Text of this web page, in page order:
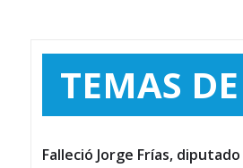
TEMAS
Falleció Jorge Frías,